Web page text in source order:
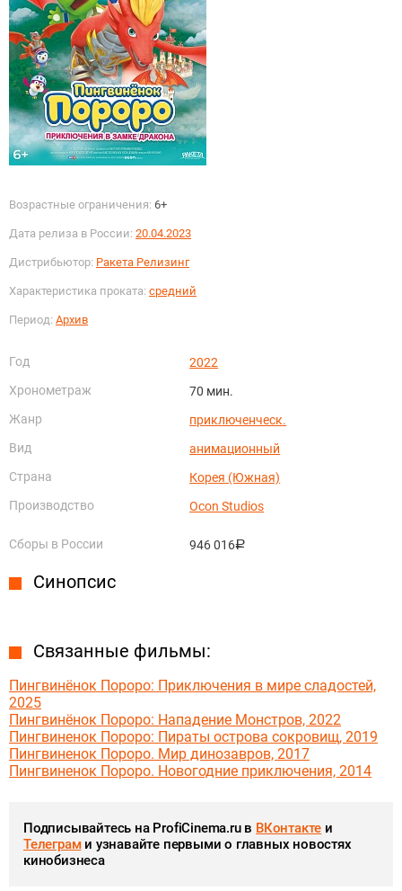
Возрастные ограничения: 6+
Дата релиза в России: 20.04.2023
Дистрибьютор: Ракета Релизинг
Характеристика проката: средний
Период: Архив
Год
2022
Хронометраж
70 мин.
Жанр
приключенческ.
Вид
анимационный
Страна
Корея (Южная)
Производство
Ocon Studios
Сборы в России 946 016руб.
Синопсис
Связанные фильмы:
Пингвинёнок Пороро: Приключения в мире сладостей,
2025
Пингвинёнок Пороро: Нападение Монстров, 2022
Пингвиненок Пороро: Пираты острова сокровищ, 2019
Пингвиненок Пороро. Мир динозавров, 2017
Пингвиненок Пороро. Новогодние приключения, 2014
Подписывайтесь на ProfiCinema.ru в ВКонтакте и
Телеграми узнавайте первыми о главных новостях
кинобизнеса